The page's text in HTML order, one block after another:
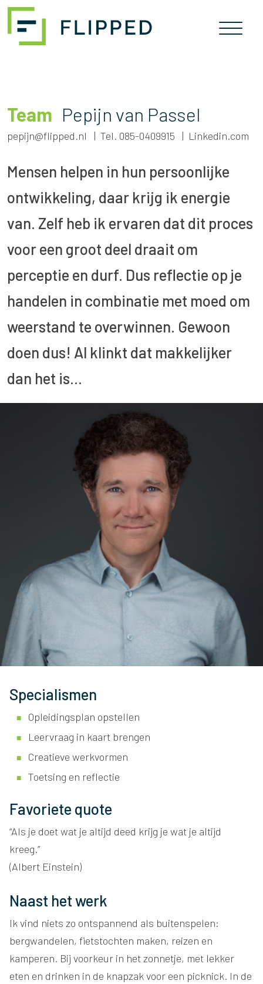
Skip
naar
inhoud
Team Pepijn van Passel
pepijn@flipped.nl Tel. 085-0409915 Linkedin.com
Mensen helpen in hun persoonlijke
ontwikkeling, daar krijg ik energie
van. Zelf heb ik ervaren dat dit proces
voor een groot deel draait om
perceptie en durf. Dus reflectie op je
handelen in combinatie met moed om
weerstand te overwinnen. Gewoon
doen dus! Al klinkt dat makkelijker
dan het is…
Specialismen
Opleidingsplan opstellen
Leervraag in kaart brengen
Creatieve werkvormen
Toetsing en reflectie
Favoriete quote
“Als je doet wat je altijd deed krijg je wat je altijd
kreeg.”
(Albert Einstein)
Naast het werk
Ik vind niets zo ontspannend als buitenspelen:
bergwandelen, fietstochten maken, reizen en
kamperen. Bij voorkeur in het zonnetje, met lekker
eten en drinken in de knapzak voor een picknick. In de